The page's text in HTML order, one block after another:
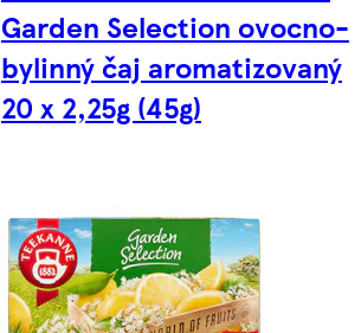
Garden Selection ovocno-
bylinný čaj aromatizovaný
20 x 2,25g (45g)